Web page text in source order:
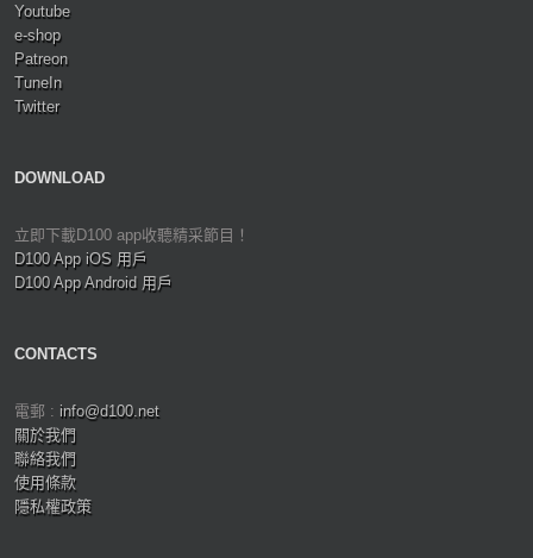
Youtube
e-shop
Patreon
TuneIn
Twitter
DOWNLOAD
立即下載D100 app收聽精采節目！
D100 App iOS 用戶
D100 App Android 用戶
CONTACTS
電郵 : info@d100.net
關於我們
聯絡我們
使用條款
隱私權政策